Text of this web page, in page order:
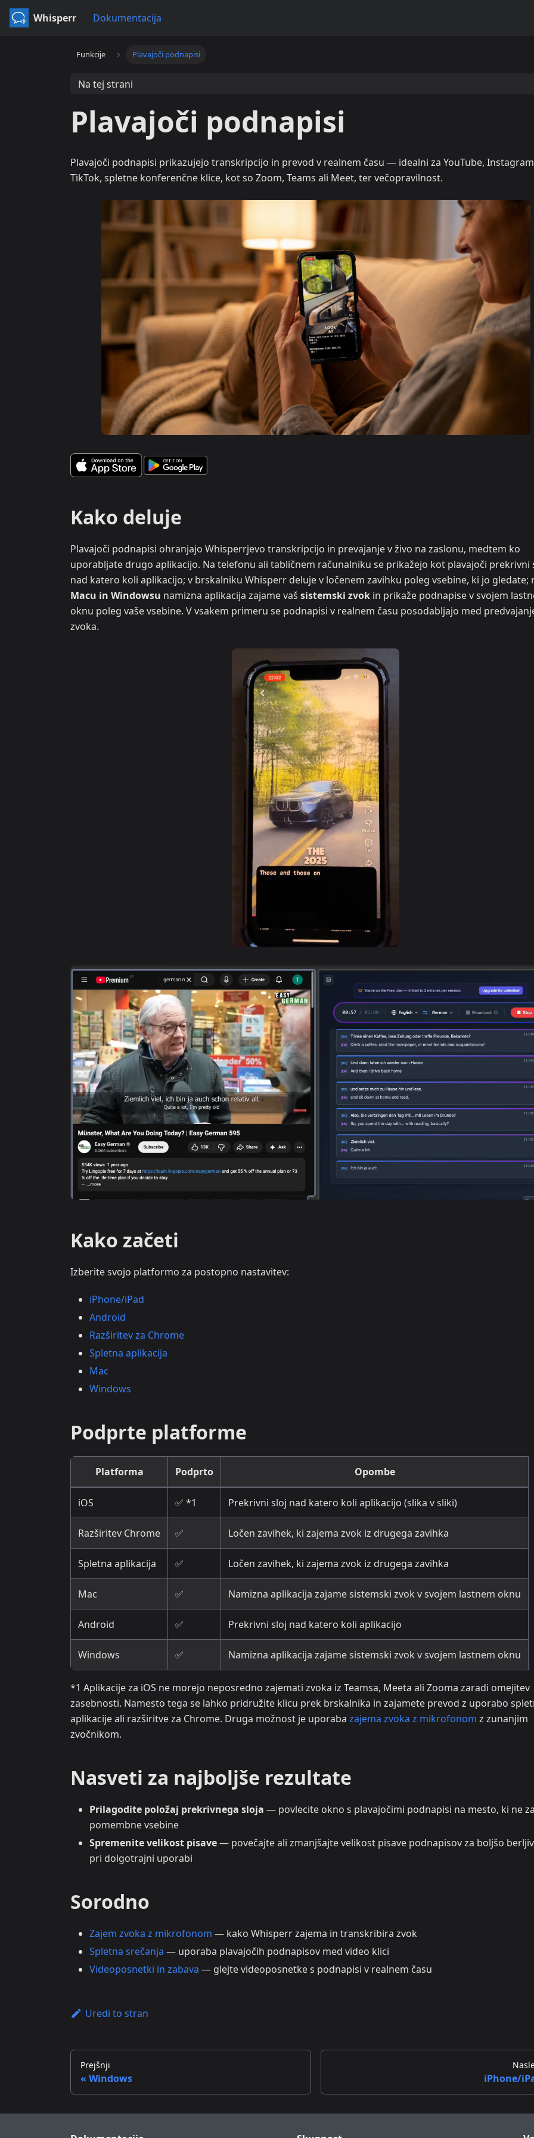
Whisperr Dokumentacija
Funkcije Plavajoči podnapisi
Na tej strani
Plavajoči podnapisi
Plavajoči podnapisi prikazujejo transkripcijo in prevod v realnem času — idealni za YouTube, Instagram
TikTok, spletne konferenčne klice, kot so Zoom, Teams ali Meet, ter večopravilnost.
Kako deluje
Plavajoči podnapisi ohranjajo Whisperrjevo transkripcijo in prevajanje v živo na zaslonu, medtem ko
uporabljate drugo aplikacijo. Na telefonu ali tabličnem računalniku se prikažejo kot plavajoči prekrivni
nad katero koli aplikacijo; v brskalniku Whisperr deluje v ločenem zavihku poleg vsebine, ki jo gledate;
Macu in Windowsu namizna aplikacija zajame vaš sistemski zvok in prikaže podnapise v svojem
oknu poleg vaše vsebine. V vsakem primeru se podnapisi v realnem času posodabljajo med
zvoka.
Kako začeti
Izberite svojo platformo za postopno nastavitev:
iPhone/iPad
Android
Razširitev za Chrome
Spletna aplikacija
Mac
Windows
Podprte platforme
Platforma Podprto Opombe
iOS ✅ *1 Prekrivni sloj nad katero koli aplikacijo (slika v sliki)
Razširitev Chrome ✅ Ločen zavihek, ki zajema zvok iz drugega zavihka
Spletna aplikacija ✅ Ločen zavihek, ki zajema zvok iz drugega zavihka
Mac ✅ Namizna aplikacija zajame sistemski zvok v svojem lastnem oknu
Android ✅ Prekrivni sloj nad katero koli aplikacijo
Windows ✅ Namizna aplikacija zajame sistemski zvok v svojem lastnem oknu
*1 Aplikacije za iOS ne morejo neposredno zajemati zvoka iz Teamsa, Meeta ali Zooma zaradi omejitev
zasebnosti. Namesto tega se lahko pridružite klicu prek brskalnika in zajamete prevod z uporabo
aplikacije ali razširitve za Chrome. Druga možnost je uporaba zajema zvoka z mikrofonom z zunanjim
zvočnikom.
Nasveti za najboljše rezultate
Prilagodite položaj prekrivnega sloja — povlecite okno s plavajočimi podnapisi na mesto, ki ne
pomembne vsebine
Spremenite velikost pisave— povečajte ali zmanjšajte velikost pisave podnapisov za boljšo
pri dolgotrajni uporabi
Sorodno
Zajem zvoka z mikrofonom — kako Whisperr zajema in transkribira zvok
Spletna srečanja — uporaba plavajočih podnapisov med video klici
Videoposnetki in zabava — glejte videoposnetke s podnapisi v realnem času
Uredi to stran
Prejšnji
Windows iPhone/